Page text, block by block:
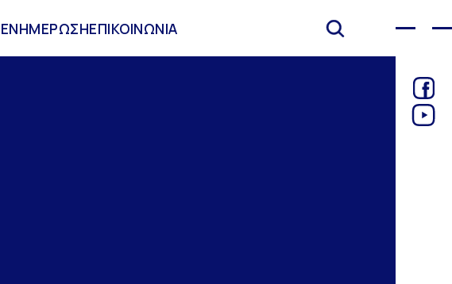
ΕΝΗΜΕΡΩΣΗΕΠΙΚΟΙΝΩΝΙΑ